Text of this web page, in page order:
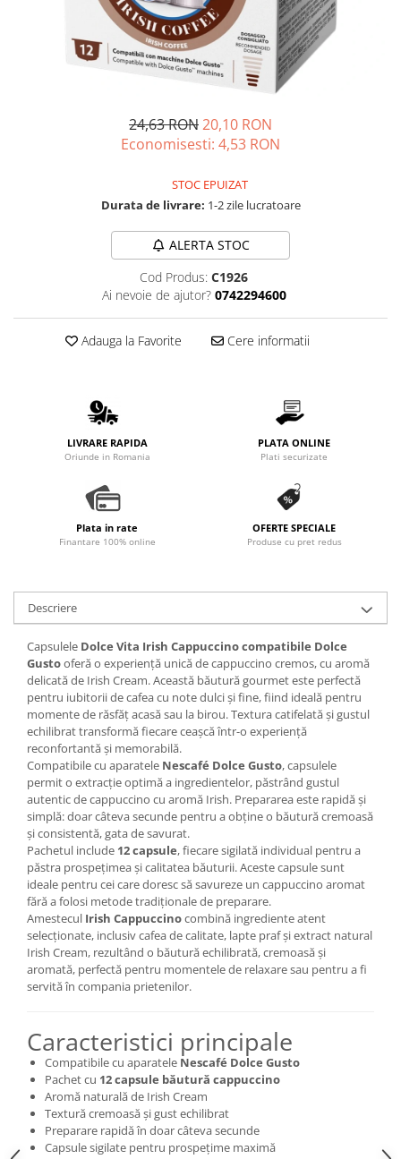
24,63 RON20,10 RON
Economisesti: 4,53 RON
STOC EPUIZAT
Durata de livrare: 1-2 zile lucratoare
ALERTA STOC
Cod Produs: C1926
Ai nevoie de ajutor? 0742294600
Adauga la Favorite Cere informatii
LIVRARE RAPIDA
Oriunde in Romania
PLATA ONLINE
Plati securizate
Plata in rate
Finantare 100% online
OFERTE SPECIALE
Produse cu pret redus
Descriere
Capsulele Dolce Vita Irish Cappuccino compatibile Dolce
Gustooferă o experiență unică de cappuccino cremos, cu aromă
delicată de Irish Cream. Această băutură gourmet este perfectă
pentru iubitorii de cafea cu note dulci și fine, fiind ideală pentru
momente de răsfăț acasă sau la birou. Textura catifelată și gustul
echilibrat transformă fiecare ceașcă într-o experiență
reconfortantă și memorabilă.
Compatibile cu aparatele Nescafé Dolce Gusto, capsulele
permit o extracție optimă a ingredientelor, păstrând gustul
autentic de cappuccino cu aromă Irish. Prepararea este rapidă și
simplă: doar câteva secunde pentru a obține o băutură cremoasă
și consistentă, gata de savurat.
Pachetul include 12 capsule, fiecare sigilată individual pentru a
păstra prospețimea și calitatea băuturii. Aceste capsule sunt
ideale pentru cei care doresc să savureze un cappuccino aromat
fără a folosi metode tradiționale de preparare.
Amestecul Irish Cappuccinocombină ingrediente atent
selecționate, inclusiv cafea de calitate, lapte praf și extract natural
Irish Cream, rezultând o băutură echilibrată, cremoasă și
aromată, perfectă pentru momentele de relaxare sau pentru a fi
servită în compania prietenilor.
Caracteristici principale
Compatibile cu aparatele Nescafé Dolce Gusto
Pachet cu 12 capsule băutură cappuccino
Aromă naturală de Irish Cream
Textură cremoasă și gust echilibrat
Preparare rapidă în doar câteva secunde
Capsule sigilate pentru prospețime maximă